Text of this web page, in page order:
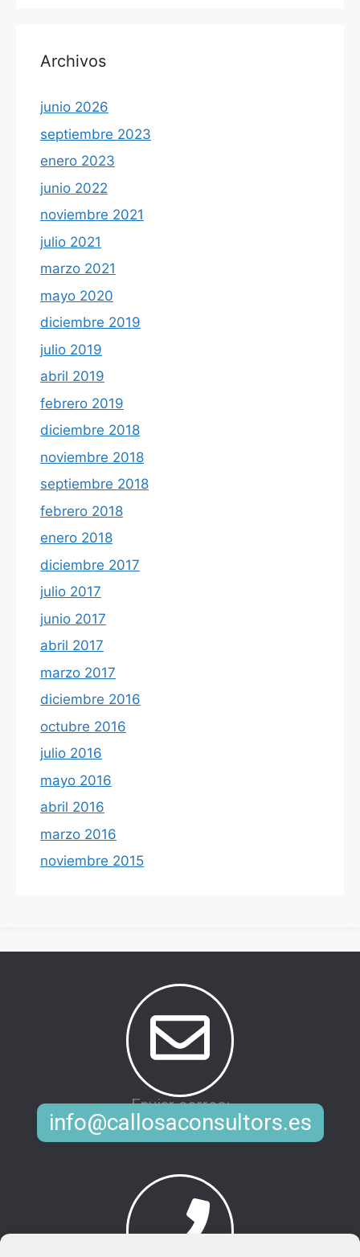
Archivos
junio 2026
septiembre 2023
enero 2023
junio 2022
noviembre 2021
julio 2021
marzo 2021
mayo 2020
diciembre 2019
julio 2019
abril 2019
febrero 2019
diciembre 2018
noviembre 2018
septiembre 2018
febrero 2018
enero 2018
diciembre 2017
julio 2017
junio 2017
abril 2017
marzo 2017
diciembre 2016
octubre 2016
julio 2016
mayo 2016
abril 2016
marzo 2016
noviembre 2015
Enviar correo:
info@callosaconsultors.es